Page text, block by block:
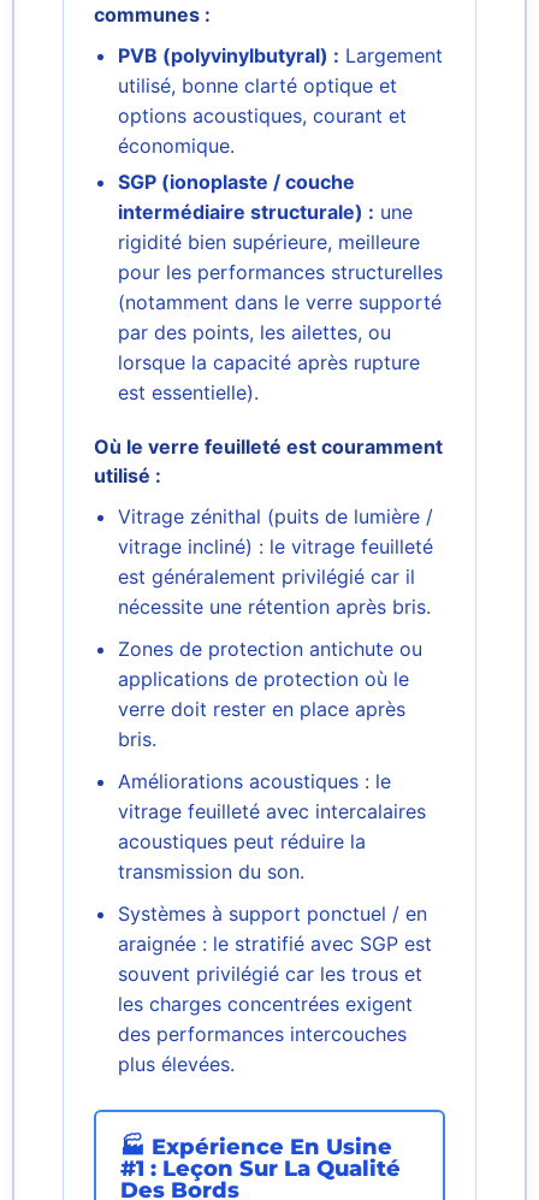
communes :
PVB (polyvinylbutyral) : Largement
utilisé, bonne clarté optique et
options acoustiques, courant et
économique.
SGP (ionoplaste / couche
intermédiaire structurale) : une
rigidité bien supérieure, meilleure
pour les performances structurelles
(notamment dans le verre supporté
par des points, les ailettes, ou
lorsque la capacité après rupture
est essentielle).
Où le verre feuilleté est couramment
utilisé :
Vitrage zénithal (puits de lumière /
vitrage incliné) : le vitrage feuilleté
est généralement privilégié car il
nécessite une rétention après bris.
Zones de protection antichute ou
applications de protection où le
verre doit rester en place après
bris.
Améliorations acoustiques : le
vitrage feuilleté avec intercalaires
acoustiques peut réduire la
transmission du son.
Systèmes à support ponctuel / en
araignée : le stratifié avec SGP est
souvent privilégié car les trous et
les charges concentrées exigent
des performances intercouches
plus élevées.
🏭 Expérience En Usine
#1 : Leçon Sur La Qualité
Des Bords